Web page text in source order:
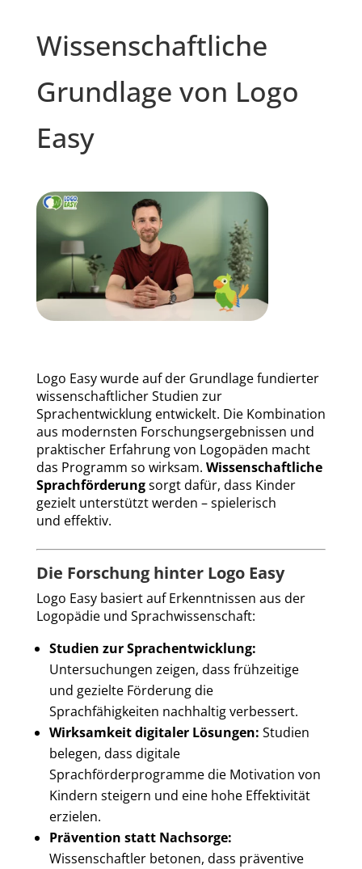
Wissenschaftliche
Grundlage von Logo
Easy
Logo Easy wurde auf der Grundlage fundierter
wissenschaftlicher Studien zur
Sprachentwicklung entwickelt. Die Kombination
aus modernsten Forschungsergebnissen und
praktischer Erfahrung von Logopäden macht
das Programm so wirksam. Wissenschaftliche
Sprachförderungsorgt dafür, dass Kinder
gezielt unterstützt werden – spielerisch
und effektiv.
Die Forschung hinter Logo Easy
Logo Easy basiert auf Erkenntnissen aus der
Logopädie und Sprachwissenschaft:
Studien zur Sprachentwicklung:
Untersuchungen zeigen, dass frühzeitige
und gezielte Förderung die
Sprachfähigkeiten nachhaltig verbessert.
Wirksamkeit digitaler Lösungen: Studien
belegen, dass digitale
Sprachförderprogramme die Motivation von
Kindern steigern und eine hohe Effektivität
erzielen.
Prävention statt Nachsorge:
Wissenschaftler betonen, dass präventive